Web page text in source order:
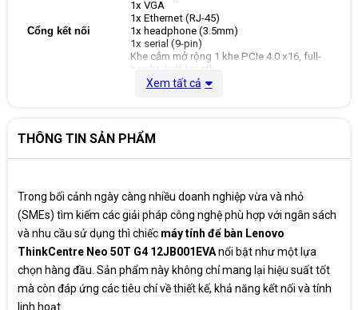
Cổng kết nối
1x VGA
1x Ethernet (RJ-45)
1x headphone (3.5mm)
1x serial (9-pin)
Khe cắm mở rộng 1 khe PCIe 4.0 x16, full-
height, half-length
2 khe PCIe 3.0 x1, full-height, half-length
Ổ cứng 512 GB
Kiểu dáng Tower
Kết nối mạng Lan Gigabit, wifi + Bluetooth
Hệ điều hành NO OS
Xem tất cả
THÔNG TIN SẢN PHẨM
Trong bối cảnh ngày càng nhiều doanh nghiệp vừa và nhỏ
(SMEs) tìm kiếm các giải pháp công nghệ phù hợp với ngân sách
và nhu cầu sử dụng thì chiếc máy tính để bàn Lenovo
ThinkCentre Neo 50T G4 12JB001EVAnổi bật như một lựa
chọn hàng đầu. Sản phẩm này không chỉ mang lại hiệu suất tốt
mà còn đáp ứng các tiêu chí về thiết kế, khả năng kết nối và tính
linh hoạt.